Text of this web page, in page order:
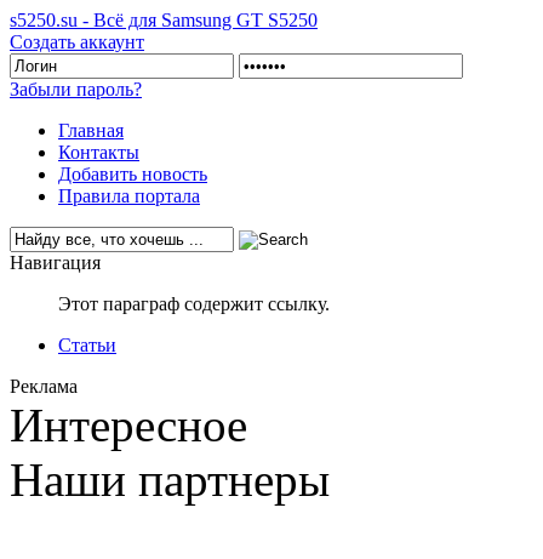
s5250.su - Всё для Samsung GT S5250
Создать аккаунт
Забыли пароль?
Главная
Контакты
Добавить новость
Правила портала
Навигация
Этот параграф содержит ссылку.
Статьи
Реклама
Интересное
Наши партнеры